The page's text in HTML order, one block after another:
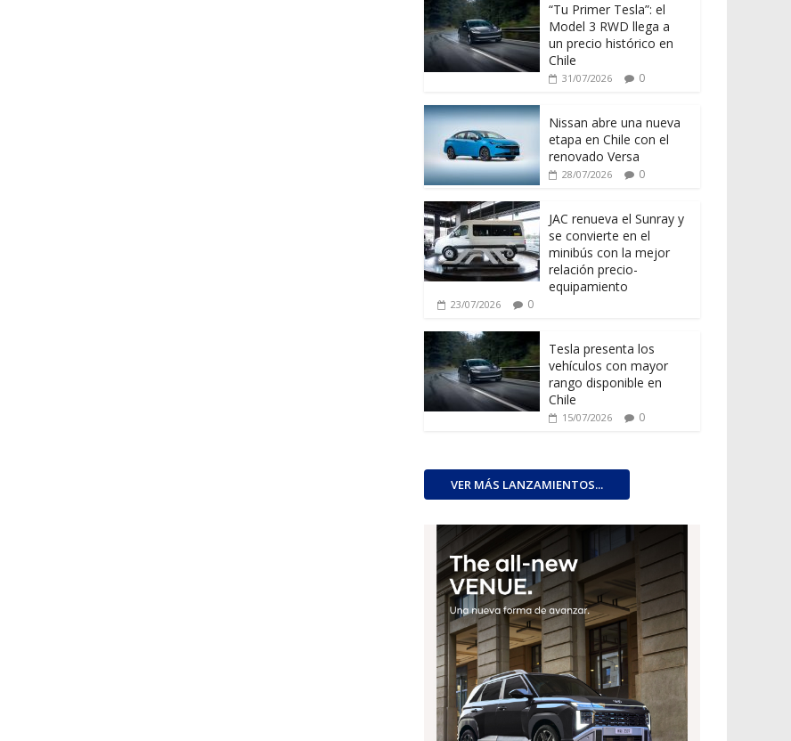
“Tu Primer Tesla”: el
Model 3 RWD llega a
un precio histórico en
Chile
31/07/2026 0
Nissan abre una nueva
etapa en Chile con el
renovado Versa
28/07/2026 0
JAC renueva el Sunray y
se convierte en el
minibús con la mejor
relación precio-
equipamiento
23/07/2026 0
Tesla presenta los
vehículos con mayor
rango disponible en
Chile
15/07/2026 0
VER MÁS LANZAMIENTOS...